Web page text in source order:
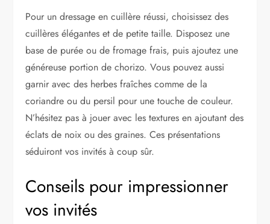
Pour un dressage en cuillère réussi, choisissez des
cuillères élégantes et de petite taille. Disposez une
base de purée ou de fromage frais, puis ajoutez une
généreuse portion de chorizo. Vous pouvez aussi
garnir avec des herbes fraîches comme de la
coriandre ou du persil pour une touche de couleur.
N’hésitez pas à jouer avec les textures en ajoutant des
éclats de noix ou des graines. Ces présentations
séduiront vos invités à coup sûr.
Conseils pour impressionner
vos invités